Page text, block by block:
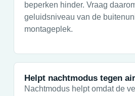
beperken hinder. Vraag
geluidsniveau van de
montageplek.
Helpt nachtmodus tegen
Nachtmodus helpt omdat de